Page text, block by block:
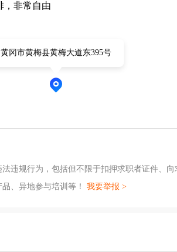
，非常自由
黄冈市黄梅县黄梅大道东395号
违规行为，包括但不限于扣押求职者证件、
、异地参与培训等！ 我要举报 >